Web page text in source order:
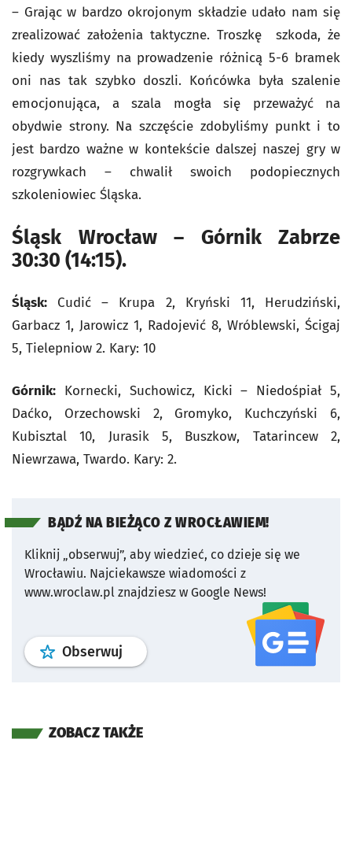
– Grając w bardzo okrojonym składzie udało nam się
zrealizować założenia taktyczne. Troszkę szkoda, że
kiedy wyszliśmy na prowadzenie różnicą 5-6 bramek
oni nas tak szybko doszli. Końcówka była szalenie
emocjonująca, a szala mogła się przeważyć na
obydwie strony. Na szczęście zdobyliśmy punkt i to
jest bardzo ważne w kontekście dalszej naszej gry w
rozgrywkach – chwalił swoich podopiecznych
szkoleniowiec Śląska.
Śląsk Wrocław – Górnik Zabrze
30:30 (14:15).
Śląsk: Cudić – Krupa 2, Kryński 11, Herudziński,
Garbacz 1, Jarowicz 1, Radojević 8, Wróblewski, Ścigaj
5, Tielepniow 2. Kary: 10
Górnik: Kornecki, Suchowicz, Kicki – Niedośpiał 5,
Daćko, Orzechowski 2, Gromyko, Kuchczyński 6,
Kubisztal 10, Jurasik 5, Buszkow, Tatarincew 2,
Niewrzawa, Twardo. Kary: 2.
BĄDŹ NA BIEŻĄCO Z WROCŁAWIEM!
Kliknij „obserwuj”, aby wiedzieć, co dzieje się we
Wrocławiu. Najciekawsze wiadomości z
www.wroclaw.pl znajdziesz w Google News!
Obserwuj profil serwisu
ZOBACZ TAKŻE